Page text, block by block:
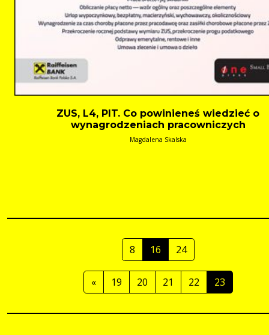
ZUS, L4, PIT. Co powinieneś wiedzieć o
wynagrodzeniach pracowniczych
Magdalena Skalska
8 16 24
« 19 20 21 22 23